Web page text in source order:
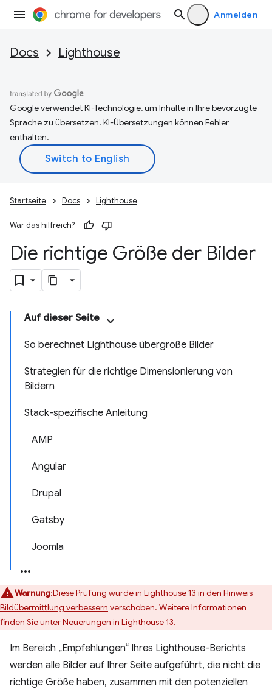
Anmelden
Docs Lighthouse
Google verwendet KI-Technologie, um Inhalte in Ihre bevorzugte
Sprache zu übersetzen. KI-Übersetzungen können Fehler
enthalten.
Startseite Docs Lighthouse
War das hilfreich?
Die richtige Größe der Bilder
Auf dieser Seite
So berechnet Lighthouse übergroße Bilder
Strategien für die richtige Dimensionierung von
Bildern
Stack-spezifische Anleitung
AMP
Angular
Drupal
Gatsby
Joomla
Warnung:Diese Prüfung wurde in Lighthouse 13 in den Hinweis
Bildübermittlung verbessern verschoben. Weitere Informationen
finden Sie unterNeuerungen in Lighthouse 13.
Im Bereich „Empfehlungen“ Ihres Lighthouse-Berichts
werden alle Bilder auf Ihrer Seite aufgeführt, die nicht die
richtige Größe haben, zusammen mit den potenziellen